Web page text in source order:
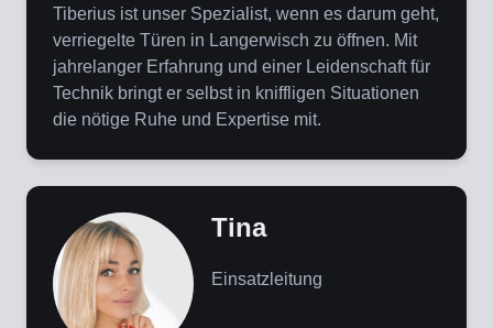
Tiberius ist unser Spezialist, wenn es darum geht,
verriegelte Türen in Langerwisch zu öffnen. Mit
jahrelanger Erfahrung und einer Leidenschaft für
Technik bringt er selbst in kniffligen Situationen
die nötige Ruhe und Expertise mit.
Tina
Einsatzleitung